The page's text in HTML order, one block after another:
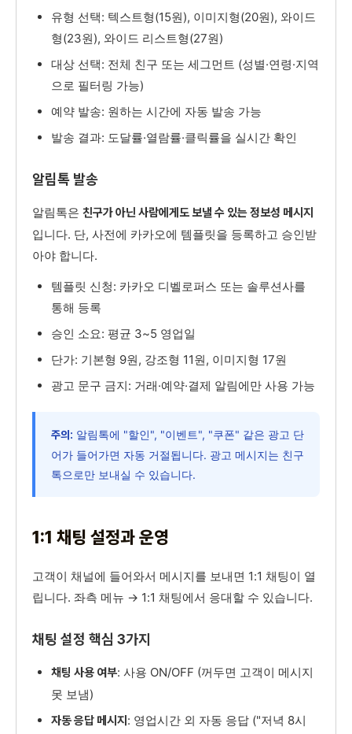
유형 선택: 텍스트형(15원), 이미지형(20원), 와이드
형(23원), 와이드 리스트형(27원)
대상 선택: 전체 친구 또는 세그먼트 (성별·연령·지역
으로 필터링 가능)
예약 발송: 원하는 시간에 자동 발송 가능
발송 결과: 도달률·열람률·클릭률을 실시간 확인
알림톡 발송
알림톡은 친구가 아닌 사람에게도 보낼 수 있는 정보성 메시지
입니다. 단, 사전에 카카오에 템플릿을 등록하고 승인받
아야 합니다.
템플릿 신청: 카카오 디벨로퍼스 또는 솔루션사를
통해 등록
승인 소요: 평균 3~5 영업일
단가: 기본형 9원, 강조형 11원, 이미지형 17원
광고 문구 금지: 거래·예약·결제 알림에만 사용 가능
주의: 알림톡에 "할인", "이벤트", "쿠폰" 같은 광고 단
어가 들어가면 자동 거절됩니다. 광고 메시지는 친구
톡으로만 보내실 수 있습니다.
1:1 채팅 설정과 운영
고객이 채널에 들어와서 메시지를 보내면 1:1 채팅이 열
립니다. 좌측 메뉴 → 1:1 채팅에서 응대할 수 있습니다.
채팅 설정 핵심 3가지
채팅 사용 여부: 사용 ON/OFF (꺼두면 고객이 메시지
못 보냄)
자동 응답 메시지 : 영업시간 외 자동 응답 ("저녁 8시